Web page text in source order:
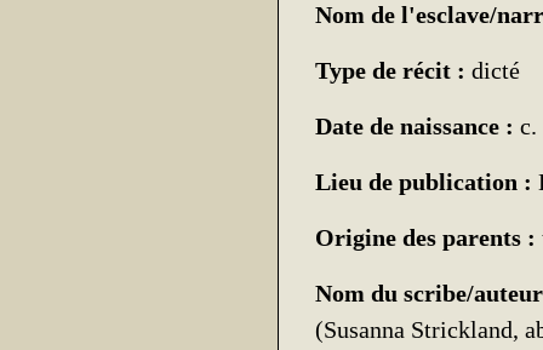
Nom de l'esclave/
Type de récit : dicté
Date de naissance : c.
Lieu de publication :
Origine des parents :
Nom du scribe/
(Susanna Strickland,